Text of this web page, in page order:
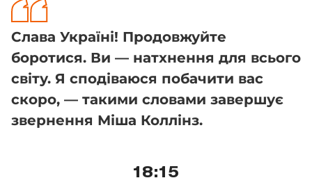
Слава Україні! Продовжуйте
боротися. Ви — натхнення для всього
світу. Я сподіваюся побачити вас
скоро, — такими словами завершує
звернення Міша Коллінз.
18:15